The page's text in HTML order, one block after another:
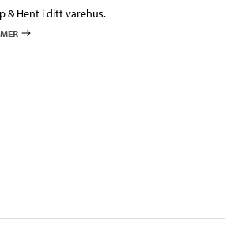
& Hent i ditt varehus.